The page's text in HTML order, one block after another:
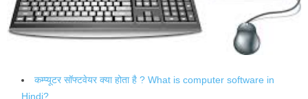
कम्प्यूटर सॉफ्टवेयर क्या होता है ? What is computer software in
Hindi?